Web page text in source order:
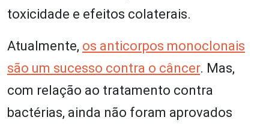
toxicidade e efeitos colaterais.
Atualmente, os anticorpos monoclonais
são um sucesso contra o câncer. Mas,
com relação ao tratamento contra
bactérias, ainda não foram aprovados